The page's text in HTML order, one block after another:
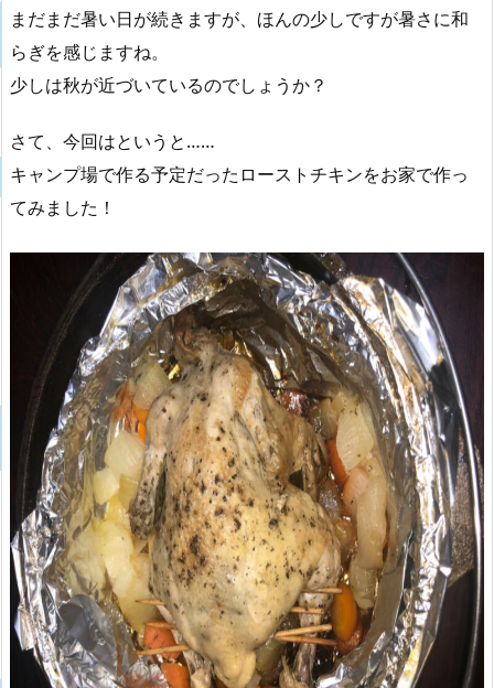
まだまだ暑い日が続きますが、ほんの少しですが暑さに和
らぎを感じますね。
少しは秋が近づいているのでしょうか？
さて、今回はというと……
キャンプ場で作る予定だったローストチキンをお家で作っ
てみました！